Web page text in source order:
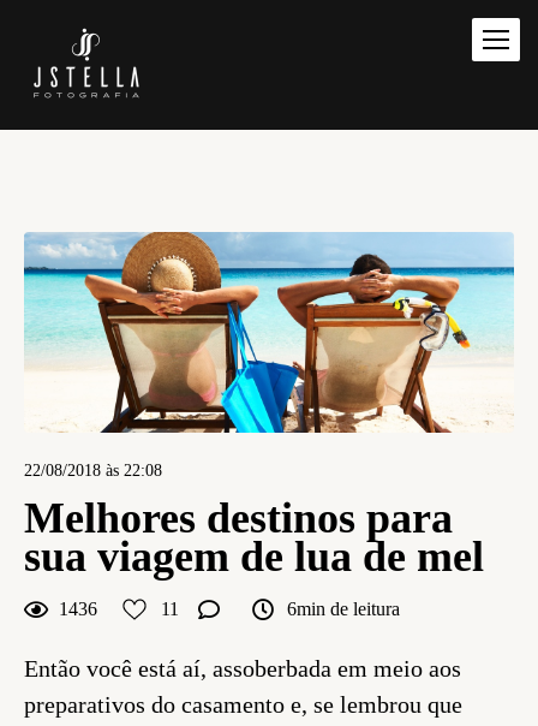
22/08/2018 às 22:08
Melhores destinos para
sua viagem de lua de mel
1436 11 6min de leitura
Então você está aí, assoberbada em meio aos
preparativos do casamento e, se lembrou que